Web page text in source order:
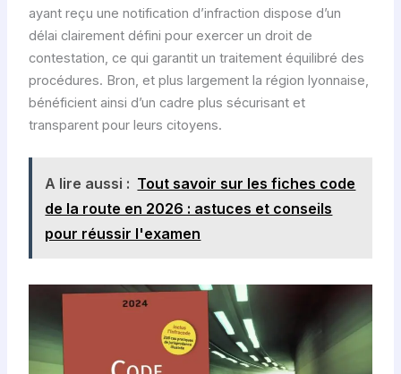
ayant reçu une notification d’infraction dispose d’un
délai clairement défini pour exercer un droit de
contestation, ce qui garantit un traitement équilibré des
procédures. Bron, et plus largement la région lyonnaise,
bénéficient ainsi d’un cadre plus sécurisant et
transparent pour leurs citoyens.
A lire aussi : Tout savoir sur les fiches code
de la route en 2026 : astuces et conseils
pour réussir l'examen